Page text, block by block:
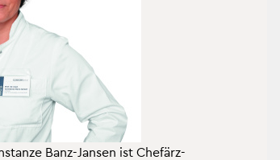
Banz-Jan­sen ist Chef­ärz­